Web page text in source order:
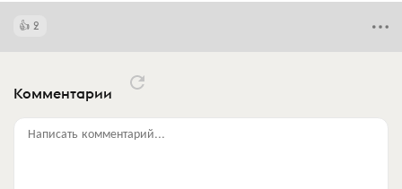
2
Комментарии
Написать комментарий...